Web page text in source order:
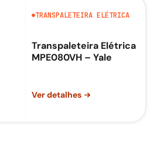
TRANSPALETEIRA ELÉTRICA
Transpaleteira Elétrica
MPE080VH – Yale
Ver detalhes